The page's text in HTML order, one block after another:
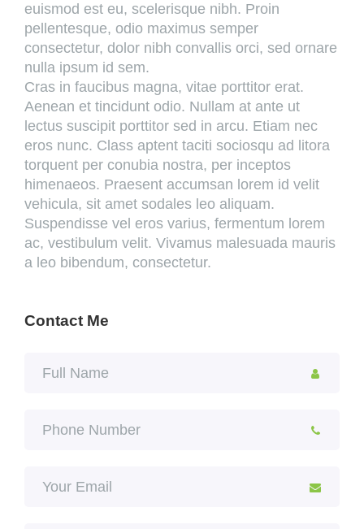
euismod est eu, scelerisque nibh. Proin
pellentesque, odio maximus semper
consectetur, dolor nibh convallis orci, sed ornare
nulla ipsum id sem.
Cras in faucibus magna, vitae porttitor erat.
Aenean et tincidunt odio. Nullam at ante ut
lectus suscipit porttitor sed in arcu. Etiam nec
eros nunc. Class aptent taciti sociosqu ad litora
torquent per conubia nostra, per inceptos
himenaeos. Praesent accumsan lorem id velit
vehicula, sit amet sodales leo aliquam.
Suspendisse vel eros varius, fermentum lorem
ac, vestibulum velit. Vivamus malesuada mauris
a leo bibendum, consectetur.
Contact Me